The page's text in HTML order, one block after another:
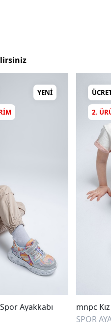
YENI
Ayakkabı
2.
mnpc
SPOR